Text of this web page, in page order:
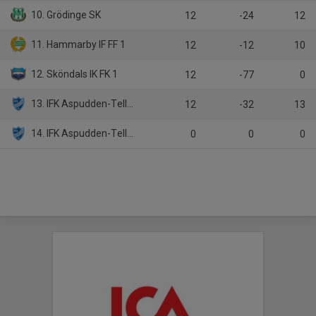
10. Grödinge SK 12 -24 12
11. Hammarby IF FF 1 12 -12 10
12. Sköndals IK FK 1 12 -77 0
13. IFK Aspudden-Tellus 1 12 -32 13
14. IFK Aspudden-Tellus 2 0 0 0